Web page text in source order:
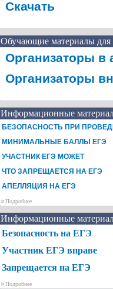
Скачать
Обучающие материалы для
Организаторы в
Организаторы
Информационные
БЕЗОПАСНОСТЬ ПРИ
МИНИМАЛЬНЫЕ БАЛЛЫ ЕГЭ
УЧАСТНИК ЕГЭ МОЖЕТ
ЧТО ЗАПРЕЩАЕТСЯ НА ЕГЭ
АПЕЛЛЯЦИЯ НА ЕГЭ
»Подробнее
Информационные
Безопасность на ЕГЭ
Участник ЕГЭ вправе
Запрещается на ЕГЭ
»Подробнее